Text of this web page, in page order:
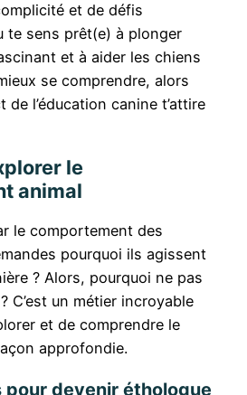
et de défis
te sens prêt(e) à plonger
et à aider les chiens
se comprendre, alors
de l’éducation canine t’attire
le
animal
le comportement des
pourquoi ils agissent
? Alors, pourquoi ne pas
C’est un métier incroyable
et de comprendre le
approfondie.
pour devenir éthologue